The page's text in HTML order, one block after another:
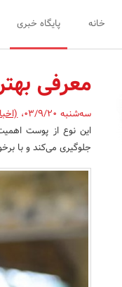
خانه پایگاه خبری
معرفی
سه‌شنبه 03/9/20 ،
این نوع از پوست
جلوگیری می‌کند و با